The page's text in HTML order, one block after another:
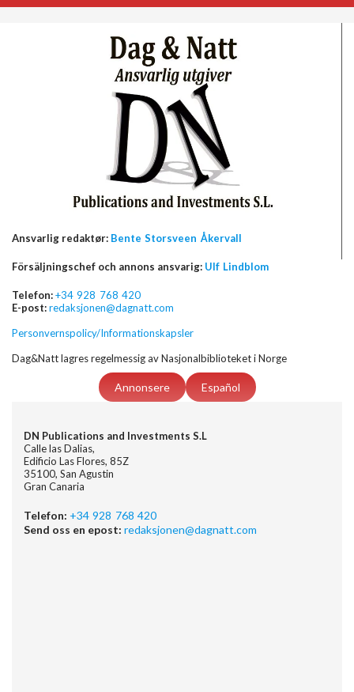
Ansvarlig redaktør: Bente Storsveen Åkervall
Försäljningschef och annons ansvarig: Ulf Lindblom
Telefon:+34 928 768 420
E-post:redaksjonen@dagnatt.com
Personvernspolicy/Informationskapsler
Dag&Natt lagres regelmessig av Nasjonalbiblioteket i Norge
Annonsere Español
DN Publications and Investments S.L
Calle las Dalias,
Edificio Las Flores, 85Z
35100, San Agustin
Gran Canaria
Telefon: +34 928 768 420
Send oss en epost: redaksjonen@dagnatt.com